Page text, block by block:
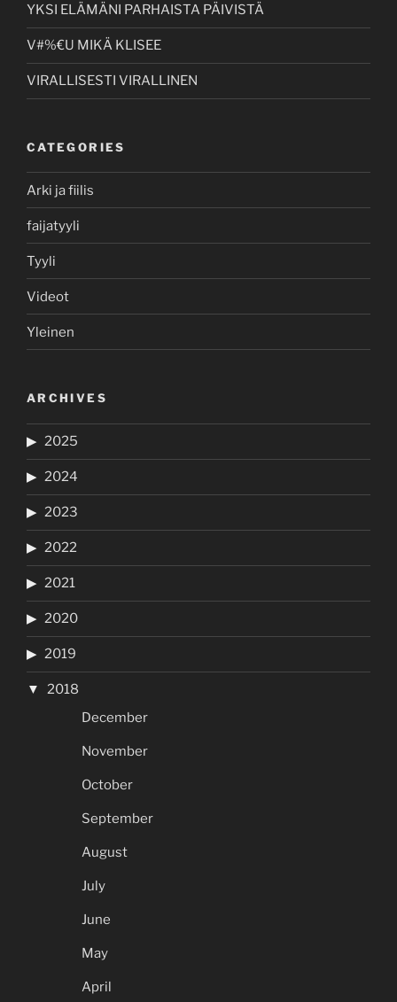
YKSI ELÄMÄNI PARHAISTA PÄIVISTÄ
V#%€U MIKÄ KLISEE
VIRALLISESTI VIRALLINEN
CATEGORIES
Arki ja fiilis
faijatyyli
Tyyli
Videot
Yleinen
ARCHIVES
2025
2024
2023
2022
2021
2020
2019
2018
December
November
October
September
August
July
June
May
April